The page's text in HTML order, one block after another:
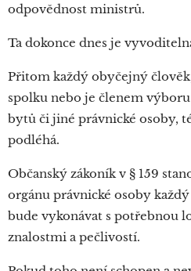
odpovědnost ministrů.
Ta dokonce dnes je
Přitom každý obyčejný
spolku nebo je členem
bytů či jiné právnické osoby,
podléhá.
Občanský zákoník v § 159
orgánu právnické osoby
bude vykonávat s potřebnou
znalostmi a pečlivostí.